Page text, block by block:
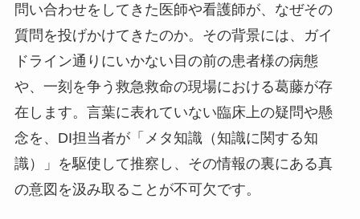
問い合わせをしてきた医師や看護師が、なぜその
質問を投げかけてきたのか。その背景には、ガイ
ドライン通りにいかない目の前の患者様の病態
や、一刻を争う救急救命の現場における葛藤が存
在します。言葉に表れていない臨床上の疑問や懸
念を、DI担当者が「メタ知識（知識に関する知
識）」を駆使して推察し、その情報の裏にある真
の意図を汲み取ることが不可欠です。